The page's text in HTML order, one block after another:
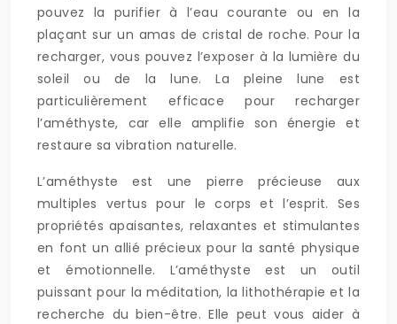
pouvez la purifier à l’eau courante ou en la
plaçant sur un amas de cristal de roche. Pour la
recharger, vous pouvez l’exposer à la lumière du
soleil ou de la lune. La pleine lune est
particulièrement efficace pour recharger
l’améthyste, car elle amplifie son énergie et
restaure sa vibration naturelle.
L’améthyste est une pierre précieuse aux
multiples vertus pour le corps et l’esprit. Ses
propriétés apaisantes, relaxantes et stimulantes
en font un allié précieux pour la santé physique
et émotionnelle. L’améthyste est un outil
puissant pour la méditation, la lithothérapie et la
recherche du bien-être. Elle peut vous aider à